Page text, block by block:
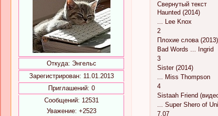
Откуда: Энгельс
Зарегистрирован: 11.01.2013
Приглашений: 0
Сообщений: 12531
Уважение: +2523
Свернутый текст
Haunted (2014)
... Lee Knox
2
Плохие слова (2013)
Bad Words ... Ingrid
3
Sister (2014)
... Miss Thompson
4
Sistaah Friend
... Super Shero of
7.07